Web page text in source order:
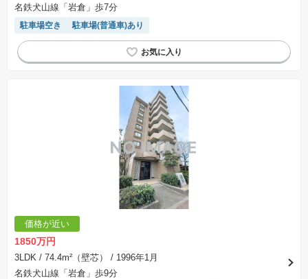
名鉄犬山線「岩倉」歩7分
駐車場空き 駐車場(普通車)あり
価格が近い
1850万円
3LDK / 74.4m²（壁芯）
/ 1996年1月
名鉄犬山線「岩倉」歩9分